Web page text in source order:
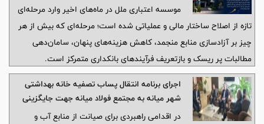
موسسه اعتباری ملل در ماه‌های اخیر وارد مرحله‌ای
تازه از اصلاح ساختار مالی و عملیاتی شده است؛ مرحله‌ای که بیش از هر
چیز بر آزادسازی منابع منجمد، کاهش هزینه‌های پنهان، سامان‌دهی
مطالبات پر ریسک و بازتعریف فرآیندهای بانکداری متمرکز است.
اجرای برنامه انتقال پساب تصفیه خانه بهداشتی
شهر میانه به مجتمع فولاد میانه جهت جایگزینی
آب مصرفی در فولاد
در اقدامی راهبردی برای صیانت از منابع آب و